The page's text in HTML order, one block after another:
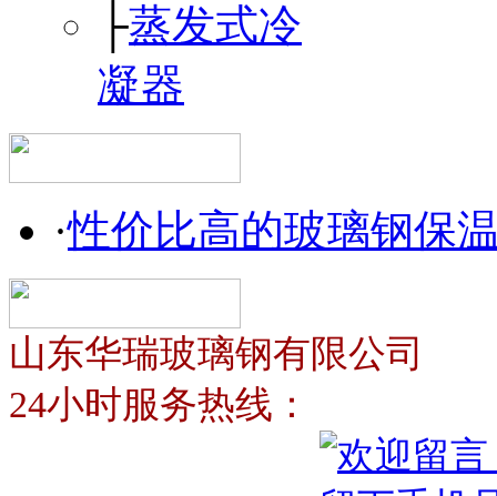
├蒸发式冷
凝器
·性价比高的玻璃钢保
山东华瑞玻璃钢有限公司
24小时服务热线：